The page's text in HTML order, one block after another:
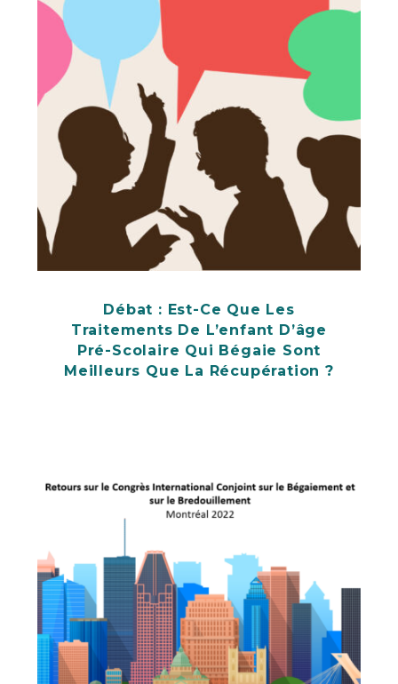
Débat : Est-Ce Que Les
Traitements De L’enfant D’âge
Pré-Scolaire Qui Bégaie Sont
Meilleurs Que La Récupération ?